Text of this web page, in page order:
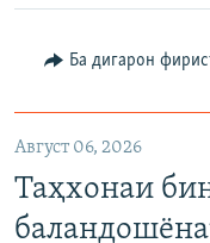
Ба дигарон
Август 06, 2026
Таҳхонаи